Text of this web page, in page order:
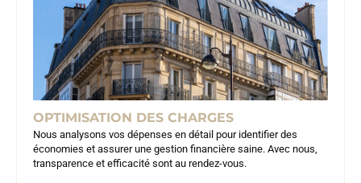
OPTIMISATION DES CHARGES
Nous analysons vos dépenses en détail pour identifier des
économies et assurer une gestion financière saine. Avec nous,
transparence et efficacité sont au rendez-vous.